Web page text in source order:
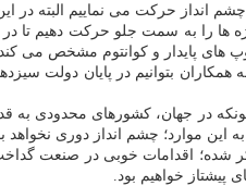
انداز حرکت می نماییم البته در
ها را به سمت جلو حرکت دهیم تا
های پایدار و کوانتوم مشخص می
بتوانیم در پایان دولت
در جهان، کشورهای محدودی
این موارد؛ چشم انداز دوری نخواهد
شده؛ اقدامات خوبی در صنعت
خواهیم بود.